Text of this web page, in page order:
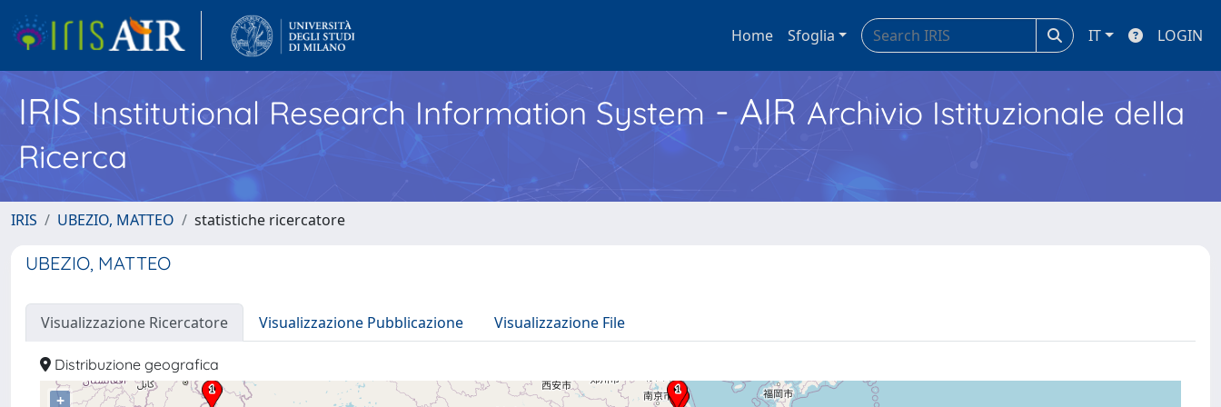
Home Sfoglia IT LOGIN
IRISInstitutional Research Information System - AIR Archivio Istituzionale della
Ricerca
IRIS UBEZIO, MATTEO statistiche ricercatore
UBEZIO, MATTEO
Visualizzazione Ricercatore Visualizzazione Pubblicazione Visualizzazione File
Distribuzione geografica
+